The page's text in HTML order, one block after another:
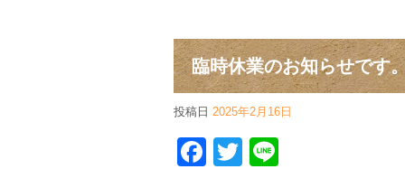
臨時休業のお知らせです
投稿日 2025年2月16日
Facebook
Twitter